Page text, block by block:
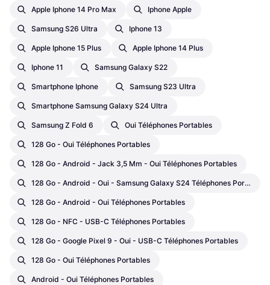
Apple Iphone 14 Pro Max Iphone Apple
Samsung S26 Ultra Iphone 13
Apple Iphone 15 Plus Apple Iphone 14 Plus
Iphone 11 Samsung Galaxy S22
Smartphone Iphone Samsung S23 Ultra
Smartphone Samsung Galaxy S24 Ultra
Samsung Z Fold 6 Oui Téléphones Portables
128 Go - Oui Téléphones Portables
128 Go - Android - Jack 3,5 Mm - Oui Téléphones Portables
128 Go - Android - Oui - Samsung Galaxy S24 Téléphones Portables
128 Go - Android - Oui Téléphones Portables
128 Go - NFC - USB-C Téléphones Portables
128 Go - Google Pixel 9 - Oui - USB-C Téléphones Portables
128 Go - Oui Téléphones Portables
Android - Oui Téléphones Portables